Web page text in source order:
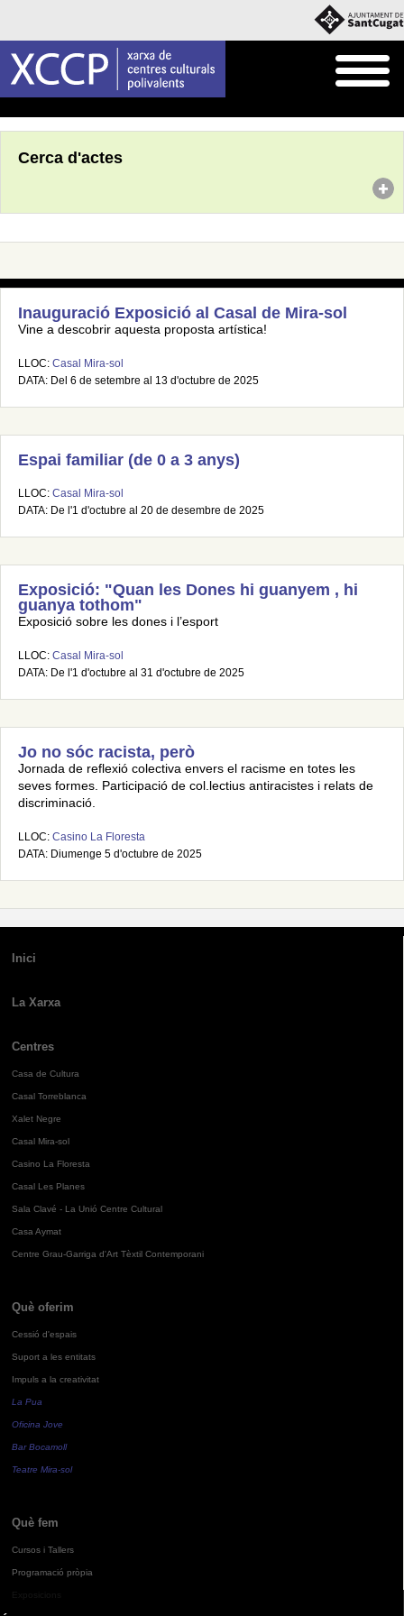
Cerca d'actes
Inauguració Exposició al Casal de Mira-sol
Vine a descobrir aquesta proposta artística!
LLOC: Casal Mira-sol
DATA: Del 6 de setembre al 13 d'octubre de 2025
Espai familiar (de 0 a 3 anys)
LLOC: Casal Mira-sol
DATA: De l'1 d'octubre al 20 de desembre de 2025
Exposició: "Quan les Dones hi guanyem , hi
guanya tothom"
Exposició sobre les dones i l’esport
LLOC: Casal Mira-sol
DATA: De l'1 d'octubre al 31 d'octubre de 2025
Jo no sóc racista, però
Jornada de reflexió colectiva envers el racisme en totes les
seves formes. Participació de col.lectius antiracistes i relats de
discriminació.
LLOC: Casino La Floresta
DATA: Diumenge 5 d'octubre de 2025
Inici
La Xarxa
Centres
Casa de Cultura
Casal Torreblanca
Xalet Negre
Casal Mira-sol
Casino La Floresta
Casal Les Planes
Sala Clavé - La Unió Centre Cultural
Casa Aymat
Centre Grau-Garriga d'Art Tèxtil Contemporani
Què oferim
Cessió d'espais
Suport a les entitats
Impuls a la creativitat
La Pua
Oficina Jove
Bar Bocamoll
Teatre Mira-sol
Què fem
Cursos i Tallers
Programació pròpia